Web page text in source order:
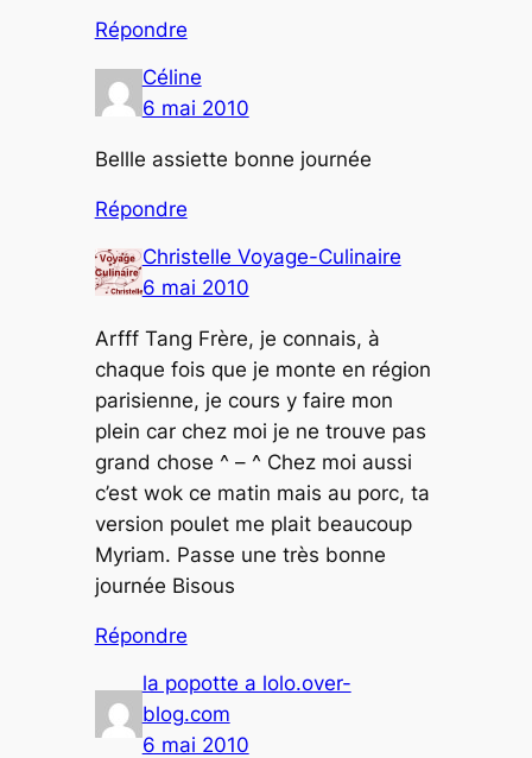
Répondre
Céline
6 mai 2010
Bellle assiette bonne journée
Répondre
Christelle Voyage-Culinaire
6 mai 2010
Arfff Tang Frère, je connais, à
chaque fois que je monte en région
parisienne, je cours y faire mon
plein car chez moi je ne trouve pas
grand chose ^ – ^ Chez moi aussi
c’est wok ce matin mais au porc, ta
version poulet me plait beaucoup
Myriam. Passe une très bonne
journée Bisous
Répondre
la popotte a lolo.over-
blog.com
6 mai 2010